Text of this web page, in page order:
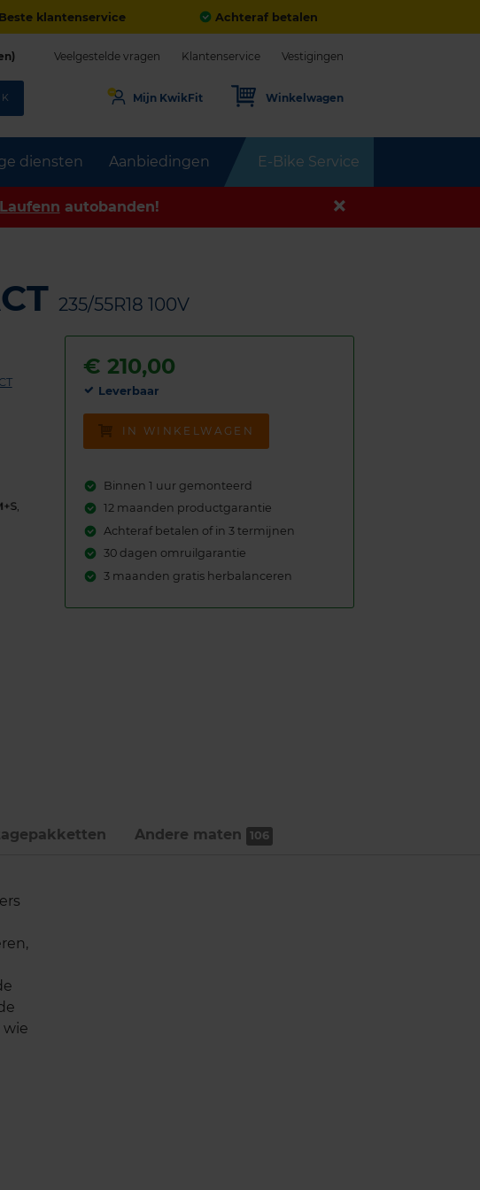
Beste klantenservice Achteraf betalen
diensten Aanbiedingen E-Bike Service
Veelgestelde vragen Klantenservice Vestigingen
Mijn KwikFit Winkelwagen
Laufenn autobanden!
235/55R18 100V
,
€210,00
Leverbaar
IN WINKELWAGEN
Binnen 1 uur gemonteerd
12 maanden productgarantie
Achteraf betalen of in 3 termijnen
30 dagen omruilgarantie
3 maanden gratis herbalanceren
Andere maten 106
wie